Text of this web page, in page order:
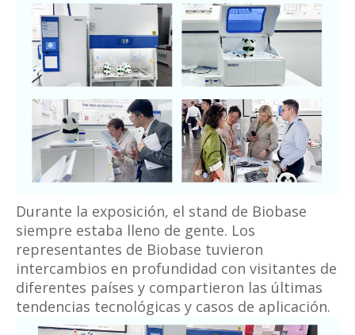
Durante la exposición, el stand de Biobase
siempre estaba lleno de gente. Los
representantes de Biobase tuvieron
intercambios en profundidad con visitantes de
diferentes países y compartieron las últimas
tendencias tecnológicas y casos de aplicación.